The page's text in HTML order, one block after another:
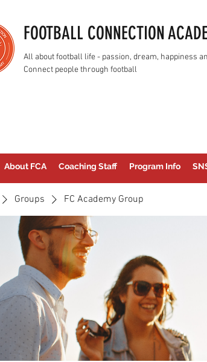
FOOTBALL CONNECTION
All about football life - passion, dream, happiness
Connect people through football
About FCA Coaching Staff Program Info
Groups FC Academy Group